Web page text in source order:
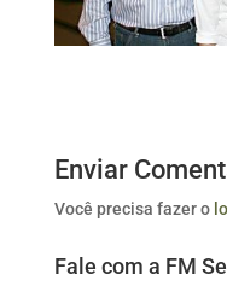
Enviar
Você precisa fazer o
Fale com a FM